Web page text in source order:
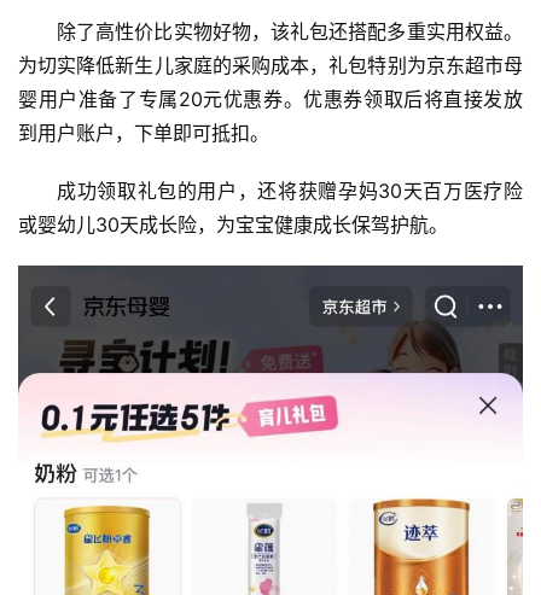
科
技
快
创
投
说
新
商
除了高性价比实物好物，该礼包还搭配多重实用权益。
为切实降低新生儿家庭的采购成本，礼包特别为京东超市母
婴用户准备了专属20元优惠券。优惠券领取后将直接发放
到用户账户，下单即可抵扣。
成功领取礼包的用户，还将获赠孕妈30天百万医疗险
或婴幼儿30天成长险，为宝宝健康成长保驾护航。